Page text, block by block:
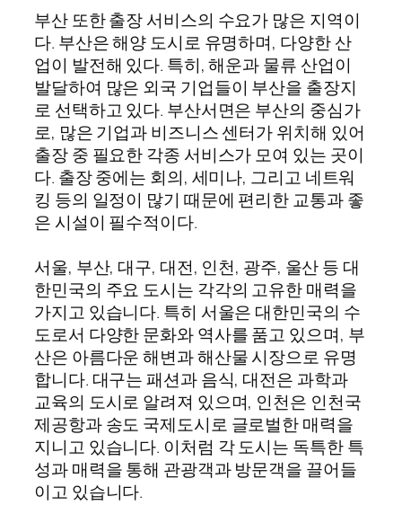
부산 또한 출장 서비스의 수요가 많은 지역이
다. 부산은 해양 도시로 유명하며, 다양한 산
업이 발전해 있다. 특히, 해운과 물류 산업이
발달하여 많은 외국 기업들이 부산을 출장지
로 선택하고 있다. 부산서면은 부산의 중심가
로, 많은 기업과 비즈니스 센터가 위치해 있어
출장 중 필요한 각종 서비스가 모여 있는 곳이
다. 출장 중에는 회의, 세미나, 그리고 네트워
킹 등의 일정이 많기 때문에 편리한 교통과 좋
은 시설이 필수적이다.
서울, 부산, 대구, 대전, 인천, 광주, 울산 등 대
한민국의 주요 도시는 각각의 고유한 매력을
가지고 있습니다. 특히 서울은 대한민국의 수
도로서 다양한 문화와 역사를 품고 있으며, 부
산은 아름다운 해변과 해산물 시장으로 유명
합니다. 대구는 패션과 음식, 대전은 과학과
교육의 도시로 알려져 있으며, 인천은 인천국
제공항과 송도 국제도시로 글로벌한 매력을
지니고 있습니다. 이처럼 각 도시는 독특한 특
성과 매력을 통해 관광객과 방문객을 끌어들
이고 있습니다.